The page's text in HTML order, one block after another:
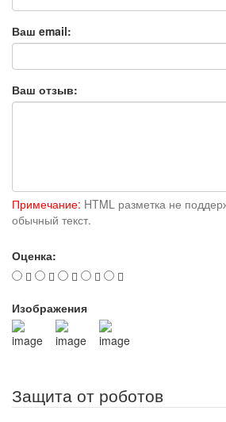
Ваш email:
Ваш отзыв:
Примечание: HTML разметка не
обычный текст.
Оценка:
Изображения
Защита от роботов